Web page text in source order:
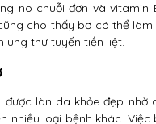
no chuỗi đơn và
cho thấy bơ có thể
ung thư tuyến tiền liệt.
làn da khỏe đẹp
nhiều loại bệnh khác.